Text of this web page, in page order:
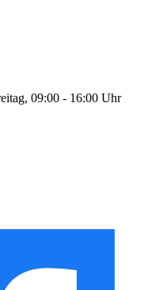
09:00 - 16:00 Uhr